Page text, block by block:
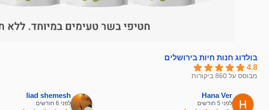
בולדוג חנות חיות בירושלים
4.8
מבוסס על 860 ביקורות
Hana Ver
לפני 5 חודשים
liad shemesh
לפני 6 חודשים